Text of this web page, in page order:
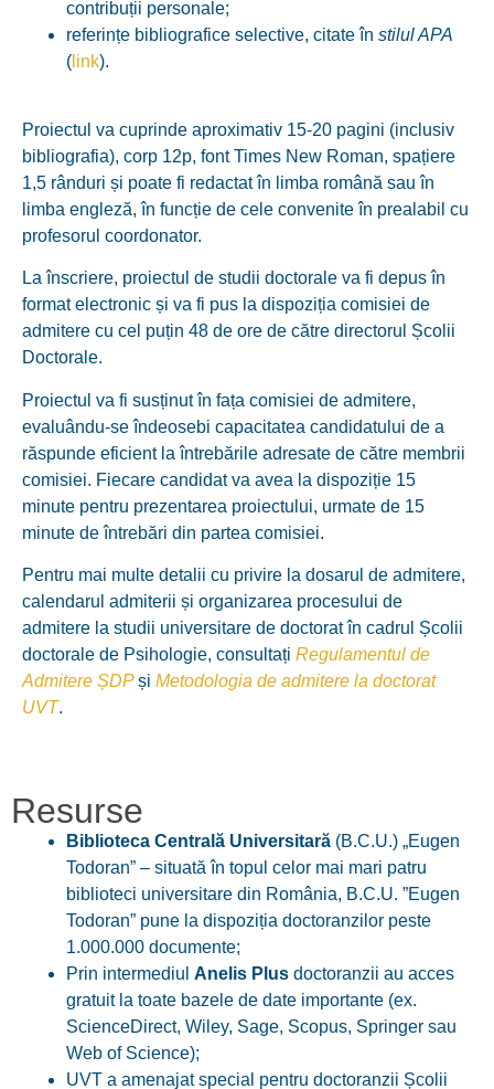
contribuții personale;
referințe bibliografice selective, citate în stilul APA
( link).
Proiectul va cuprinde aproximativ 15-20 pagini (inclusiv
bibliografia), corp 12p, font Times New Roman, spațiere
1,5 rânduri și poate fi redactat în limba română sau în
limba engleză, în funcție de cele convenite în prealabil cu
profesorul coordonator.
La înscriere, proiectul de studii doctorale va fi depus în
format electronic și va fi pus la dispoziția comisiei de
admitere cu cel puțin 48 de ore de către directorul Școlii
Doctorale.
Proiectul va fi susținut în fața comisiei de admitere,
evaluându-se îndeosebi capacitatea candidatului de a
răspunde eficient la întrebările adresate de către membrii
comisiei. Fiecare candidat va avea la dispoziție 15
minute pentru prezentarea proiectului, urmate de 15
minute de întrebări din partea comisiei.
Pentru mai multe detalii cu privire la dosarul de admitere,
calendarul admiterii și organizarea procesului de
admitere la studii universitare de doctorat în cadrul Școlii
doctorale de Psihologie, consultați Regulamentul de
Admitere ȘDPși Metodologia de admitere la doctorat
UVT.
Resurse
Biblioteca Centrală Universitară (B.C.U.) „Eugen
Todoran” – situată în topul celor mai mari patru
biblioteci universitare din România, B.C.U. ”Eugen
Todoran” pune la dispoziția doctoranzilor peste
1.000.000 documente;
Prin intermediul Anelis Plus doctoranzii au acces
gratuit la toate bazele de date importante (ex.
ScienceDirect, Wiley, Sage, Scopus, Springer sau
Web of Science);
UVT a amenajat special pentru doctoranzii Școlii